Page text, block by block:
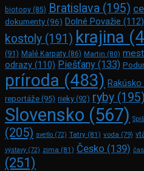
biotopy (85) Bratislava (195)
dokumenty (96) Dolné Považie (112)
kostoly (191) krajina
(91) Malé Karpaty (86) Martin (80)
odrazy (110) Piešťany (133)
príroda (483) Rakúsko
reportáže (95) rieky (92) ryby (195)
Slovensko (567) Spiš
(205) svetlo (72) Tatry (81) voda (79)
výstavy (72) zima (81) Česko (139) čas
(251)